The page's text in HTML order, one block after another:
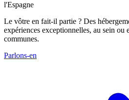
l'Espagne
Le vôtre en fait-il partie ? Des
expériences exceptionnelles, au sein ou
communes.
Parlons-en